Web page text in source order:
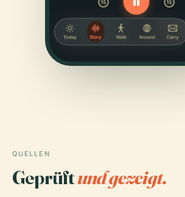
QUELLEN
Geprüftund gezeigt.